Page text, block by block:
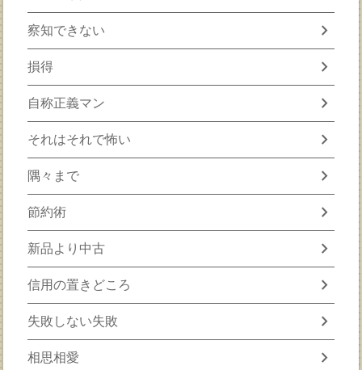
察知できない chevron_right
損得 chevron_right
自称正義マン chevron_right
それはそれで怖い chevron_right
隅々まで chevron_right
節約術 chevron_right
新品より中古 chevron_right
信用の置きどころ chevron_right
失敗しない失敗 chevron_right
相思相愛 chevron_right